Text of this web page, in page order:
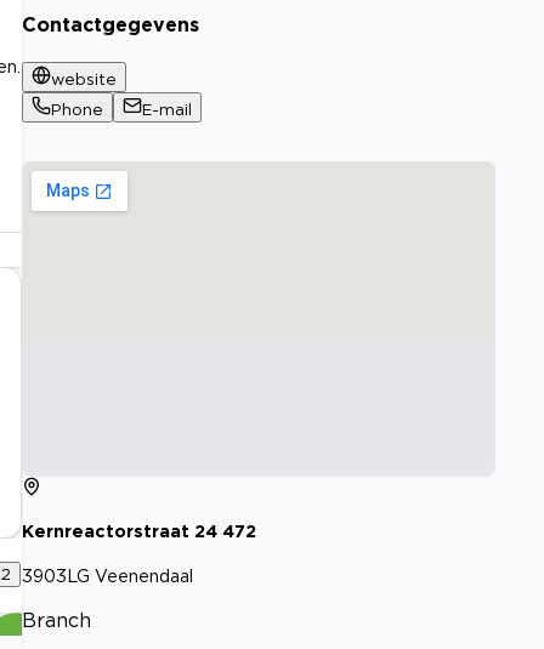
2
Contactgegevens
website
Phone
E-mail
Kernreactorstraat 24 472
3903LG Veenendaal
Branch